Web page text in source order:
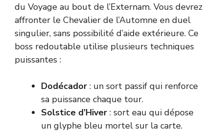
du Voyage au bout de l’Externam. Vous devrez
affronter le Chevalier de l’Automne en duel
singulier, sans possibilité d’aide extérieure. Ce
boss redoutable utilise plusieurs techniques
puissantes :
Dodécador : un sort passif qui renforce
sa puissance chaque tour.
Solstice d’Hiver : sort eau qui dépose
un glyphe bleu mortel sur la carte.